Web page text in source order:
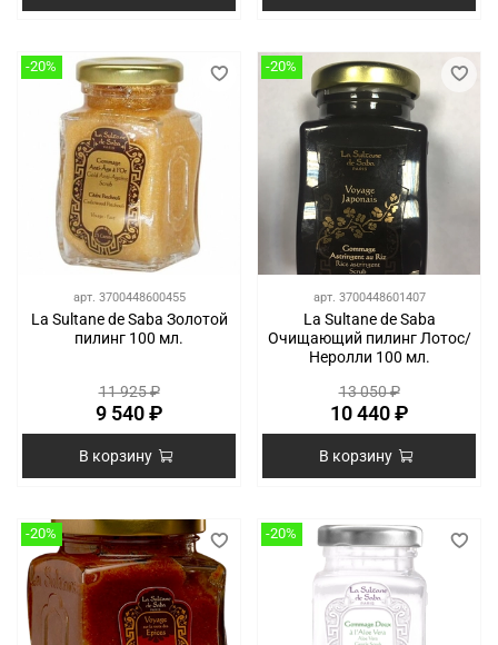
-20%
арт. 3700448600455
La Sultane de Saba Золотой
пилинг 100 мл.
11 925 ₽
9 540 ₽
В корзину
-20%
арт. 3700448601407
La Sultane de Saba
Очищающий пилинг Лотос/
Неролли 100 мл.
13 050 ₽
10 440 ₽
В корзину
-20% -20%